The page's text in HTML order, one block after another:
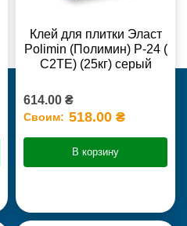
Клей для плитки Эласт
Polimin (Полимин) Р-24 (
С2ТЕ) (25кг) серый
614.00 ₴
Своим: 518.00 ₴
В корзину